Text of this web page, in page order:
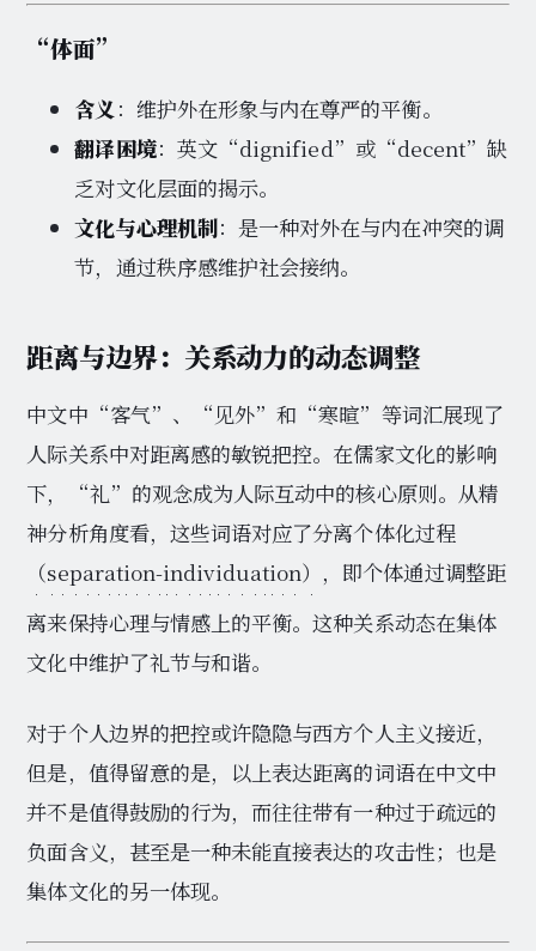
“体面”
含义 ：维护外在形象与内在尊严的平衡。
翻译困境：英文“dignified”或“decent”缺
乏对文化层面的揭示。
文化与心理机制：是一种对外在与内在冲突的调
节，通过秩序感维护社会接纳。
距离与边界：关系动力的动态调整
中文中“客气”、“见外”和“寒暄”等词汇展现了
人际关系中对距离感的敏锐把控。在儒家文化的影响
下，“礼”的观念成为人际互动中的核心原则。从精
神分析角度看，这些词语对应了分离个体化过程
（separation-individuation） ，即个体通过调整距
离来保持心理与情感上的平衡。这种关系动态在集体
文化中维护了礼节与和谐。
对于个人边界的把控或许隐隐与西方个人主义接近，
但是，值得留意的是，以上表达距离的词语在中文中
并不是值得鼓励的行为，而往往带有一种过于疏远的
负面含义，甚至是一种未能直接表达的攻击性；也是
集体文化的另一体现。